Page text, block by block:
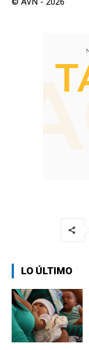
LO ÚLTIMO